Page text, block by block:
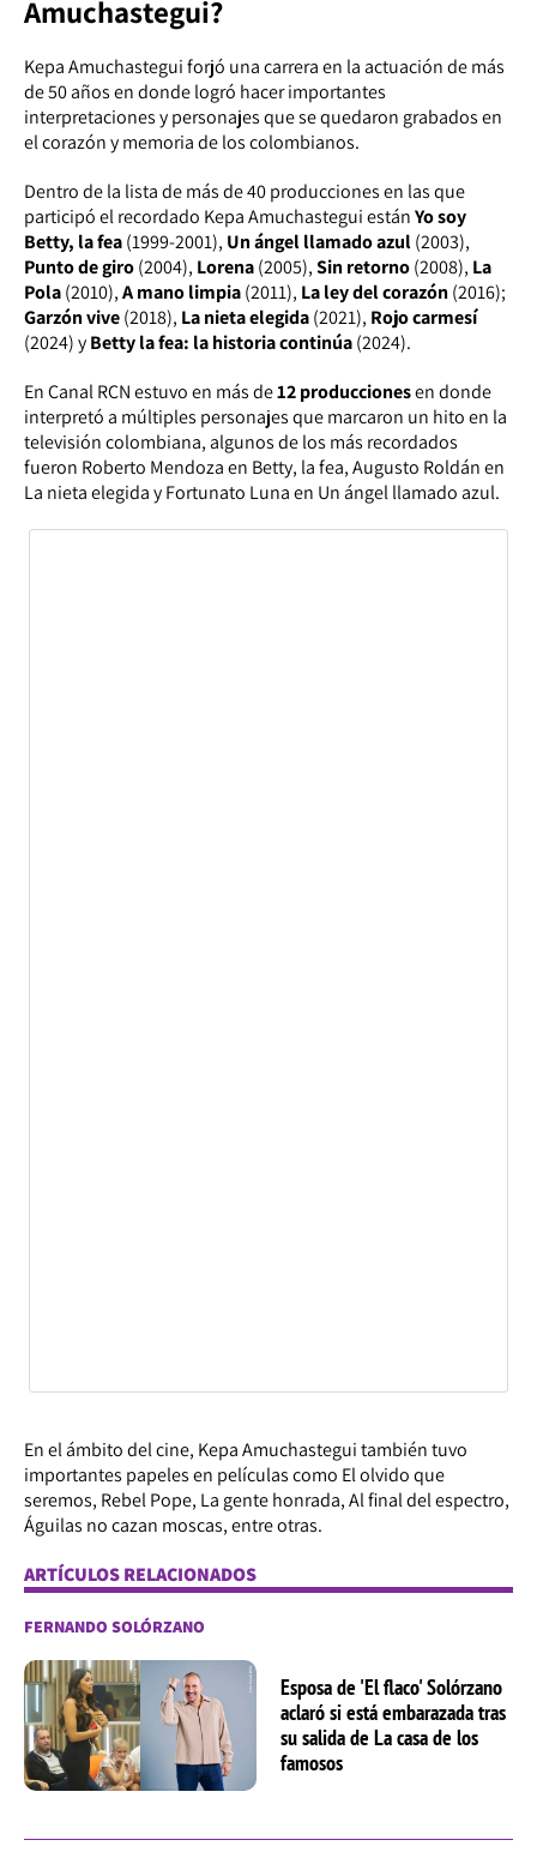
Amuchastegui?
Kepa Amuchastegui forjó una carrera en la actuación de más
de 50 años en donde logró hacer importantes
interpretaciones y personajes que se quedaron grabados en
el corazón y memoria de los colombianos.
Dentro de la lista de más de 40 producciones en las que
participó el recordado Kepa Amuchastegui estánYo soy
Betty, la fea(1999-2001), Un ángel llamado azul(2003),
Punto de giro(2004), Lorena(2005),Sin retorno(2008), La
Pola(2010),A mano limpia(2011), La ley del corazón(2016);
Garzón vive(2018), La nieta elegida(2021), Rojo carmesí
(2024) yBetty la fea: la historia continúa(2024).
En Canal RCN estuvo en más de12 produccionesen donde
interpretó a múltiples personajes que marcaron un hito en la
televisión colombiana, algunos de los más recordados
fueron Roberto Mendoza en Betty, la fea, Augusto Roldán en
La nieta elegida y Fortunato Luna en Un ángel llamado azul.
En el ámbito del cine, Kepa Amuchastegui también tuvo
importantes papeles en películas como El olvido que
seremos, Rebel Pope, La gente honrada, Al final del espectro,
Águilas no cazan moscas, entre otras.
ARTÍCULOS RELACIONADOS
FERNANDO SOLÓRZANO
Esposa de 'El flaco' Solórzano
aclaró si está embarazada tras
su salida de La casa de los
famosos